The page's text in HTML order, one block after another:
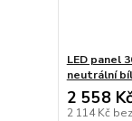
LED panel
neutrální
2 558 Kč
2 114 Kč